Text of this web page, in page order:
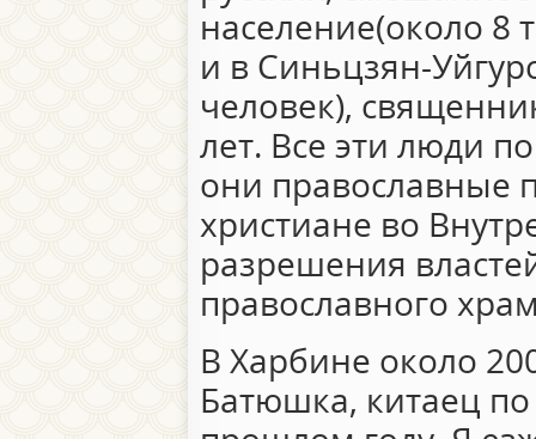
население(около 8
и в Синьцзян-
человек),
лет. Все эти люди
они православные
христиане во
разрешения
православного
В Харбине около
Батюшка, китаец